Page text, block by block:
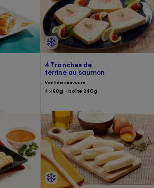
4 Tranches de
terrine au saumon
Vent des saveurs
4 x 60g - boîte 240g